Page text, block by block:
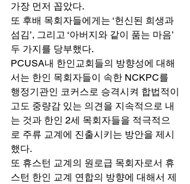
가장 먼저 꼽았다.
또 후배 목회자들에게는 ‘헌신된 희생과
섬김’, 그리고 ‘아버지와 같이 품는 마음’
두 가지를 당부했다.
PCUSA내 한인교회들의 방향성에 대해
서는 한인 목회자들이 속한 NCKPC를
행정기관인 코커스로 승격시켜 합법적이
고도 중량감 있는 의견을 지속적으로 내
는 것과 한인 2세 목회자들을 적극적으
로 주류 교계에 진출시키는 방안을 제시
했다.
또 휴스턴 교계의 원로급 목회자로서 휴
스턴 한인 교계 연합의 방향에 대해서 제